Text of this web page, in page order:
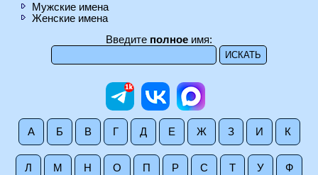
Мужские имена
Женские имена
Введите полное имя:
А Б В Г Д Е Ж З И К
Л М Н О П Р С Т У Ф